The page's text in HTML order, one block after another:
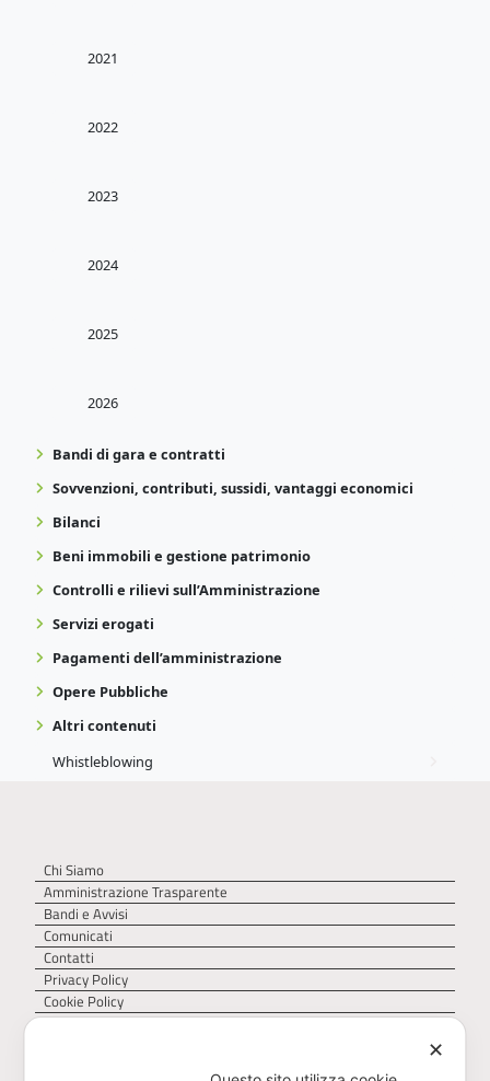
2021
2022
2023
2024
2025
2026
Bandi di gara e contratti
Sovvenzioni, contributi, sussidi, vantaggi economici
Bilanci
Beni immobili e gestione patrimonio
Controlli e rilievi sull’Amministrazione
Servizi erogati
Pagamenti dell’amministrazione
Opere Pubbliche
Altri contenuti
Whistleblowing
Chi Siamo
Amministrazione Trasparente
Bandi e Avvisi
Comunicati
Contatti
Privacy Policy
Cookie Policy
✕